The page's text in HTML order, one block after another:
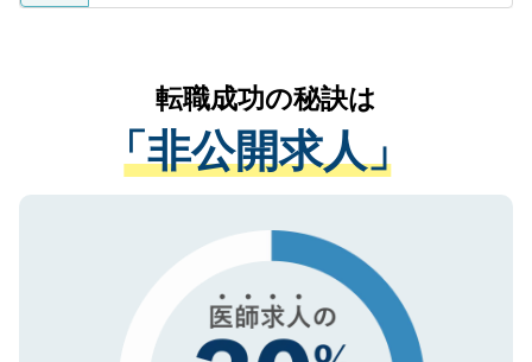
ているすべての個人データはご本人の許可
は、個人情報の取り扱いについての厳密な
管理基準を満たした事業者のみに付与され
る、プライバシーマークを取得済みです。
ご登録いただいた個人情報は、SSL（デー
で、機密保持に関してもご安心ください。
かがいして、現在の医療機関の状況や紹介
経験をまじえながら、適切なアドバイスを
させていただきます。すぐにご転職をされ
ない方には、長期的なサポートが可能です
ので、まずはご登録ください。
転職成功の秘訣は
「非公開求人」